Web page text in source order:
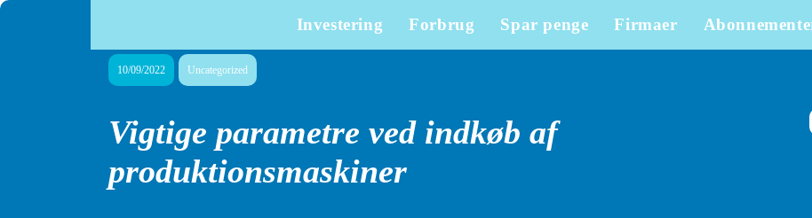
Investering Forbrug Spar penge Firmaer
10/09/2022 Uncategorized
Vigtige parametre ved indkøb af
produktionsmaskiner